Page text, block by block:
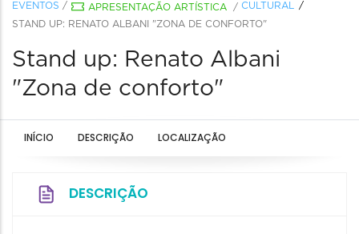
EVENTOS / APRESENTAÇÃO ARTÍSTICA / CULTURAL
STAND UP: RENATO ALBANI "ZONA DE CONFORTO"
Stand up: Renato Albani
"Zona de conforto"
INÍCIO DESCRIÇÃO LOCALIZAÇÃO
DESCRIÇÃO